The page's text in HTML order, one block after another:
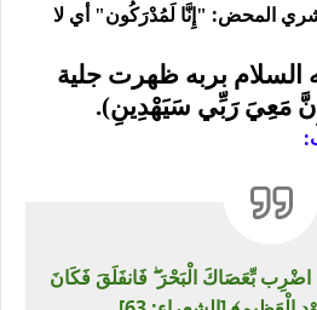
المحض: "إِنَّا لَمُدْرَكُون" أي لا
بربه ظهرت جلية
مَعِيَ رَبِّي سَيَهْدِينِ).
اضْرِب بِّعَصَاكَ الْبَحْرَ ۖ فَانفَلَقَ فَكَانَ